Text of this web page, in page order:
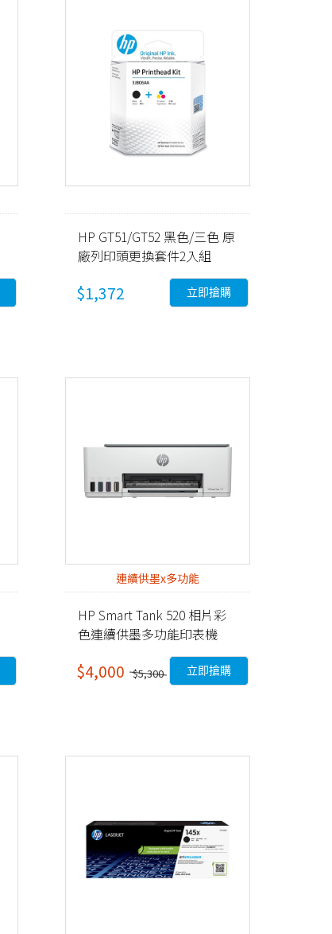
HP GT51/GT52 黑色/三色 原
廠列印頭更換套件2入組
$1,372 立即搶購
連續供墨x多功能
HP Smart Tank 520 相片彩
色連續供墨多功能印表機
(4A8S8A) 福利拆封品
$4,000 $5,300 立即搶購